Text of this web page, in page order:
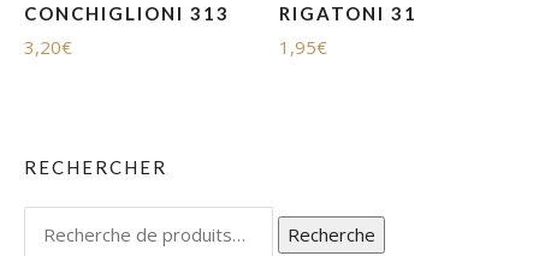
CONCHIGLIONI 313
3,20€
RIGATONI 31
1,95€
RECHERCHER
Recherche